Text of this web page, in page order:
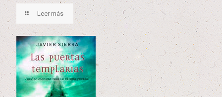
Leer más